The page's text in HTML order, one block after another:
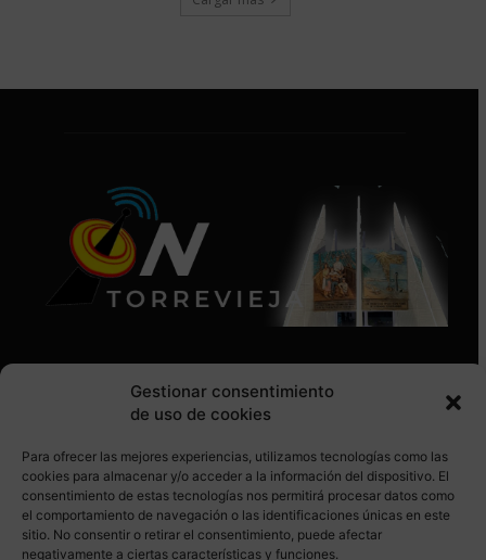
Gestionar consentimiento
de uso de cookies
Para ofrecer las mejores experiencias, utilizamos tecnologías como las
cookies para almacenar y/o acceder a la información del dispositivo. El
consentimiento de estas tecnologías nos permitirá procesar datos como
el comportamiento de navegación o las identificaciones únicas en este
sitio. No consentir o retirar el consentimiento, puede afectar
negativamente a ciertas características y funciones.
SÍGUENOS EN REDES SOCIALES